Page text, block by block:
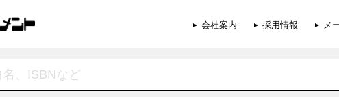
会社案内 採用情報 メ